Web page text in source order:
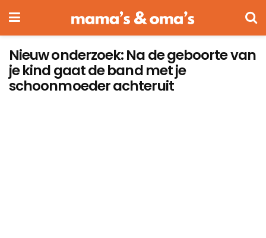
Nieuw onderzoek: Na de geboorte van
je kind gaat de band met je
schoonmoeder achteruit